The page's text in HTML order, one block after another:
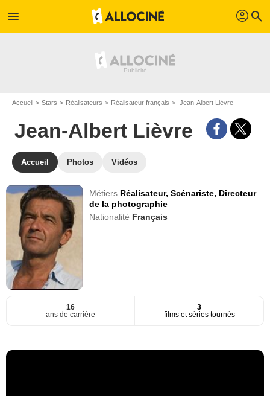
menu profil search
Accueil Stars Réalisateurs Réalisateur français Jean-Albert Lièvre
Jean-Albert Lièvre
Accueil Photos Vidéos
Métiers Réalisateur,Scénariste, Directeur
de la photographie
Nationalité Français
16
ans de carrière
3
films et séries tournés